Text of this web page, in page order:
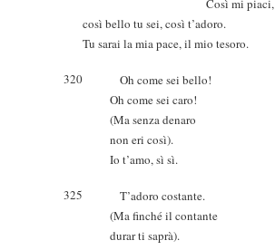
Così mi piaci,
così bello tu sei, così t’adoro.
Tu sarai la mia pace, il mio tesoro.
320
Oh come sei bello!
Oh come sei caro!
(Ma senza denaro
non eri così).
Io t’amo, sì sì.
325
T’adoro costante.
(Ma finché il contante
durar ti saprà).